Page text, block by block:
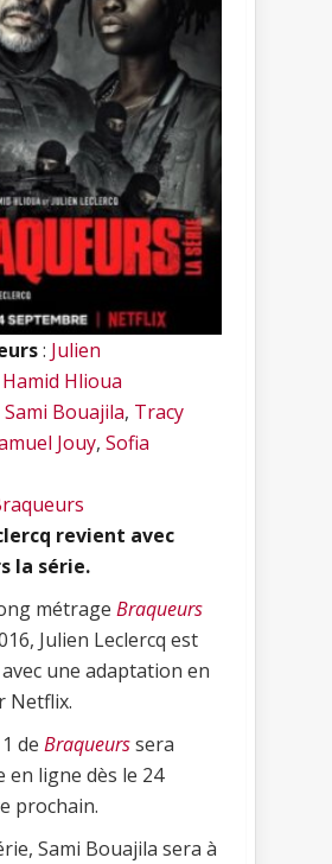
: Julien
Hamid Hlioua
Sami Bouajila, Tracy
Jouy, Sofia
revient avec
la série.
métrage Braqueurs
Julien Leclercq est
une adaptation en
Netflix.
de Braqueurssera
en ligne dès le 24
prochain.
Sami Bouajila sera à